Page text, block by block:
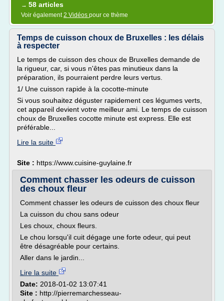
→ 58 articles
Voir également2 Vidéos pour ce thème
Temps de cuisson choux de Bruxelles : les délais
à respecter
Le temps de cuisson des choux de Bruxelles demande de
la rigueur, car, si vous n'êtes pas minutieux dans la
préparation, ils pourraient perdre leurs vertus.
1/ Une cuisson rapide à la cocotte-minute
Si vous souhaitez déguster rapidement ces légumes verts,
cet appareil devient votre meilleur ami. Le temps de cuisson
choux de Bruxelles cocotte minute est express. Elle est
préférable...
Lire la suite
Site : https://www.cuisine-guylaine.fr
Comment chasser les odeurs de cuisson
des choux fleur
Comment chasser les odeurs de cuisson des choux fleur
La cuisson du chou sans odeur
Les choux, choux fleurs.
Le chou lorsqu'il cuit dégage une forte odeur, qui peut
être désagréable pour certains.
Aller dans le jardin...
Lire la suite
Date: 2018-01-02 13:07:41
Site : http://pierremarchesseau-